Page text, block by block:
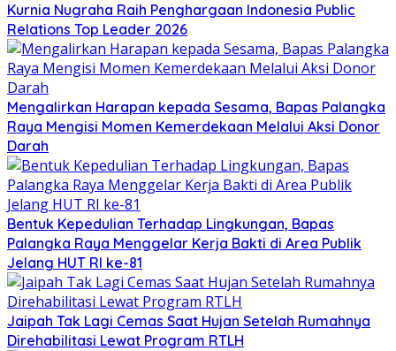
Kurnia Nugraha Raih Penghargaan Indonesia Public
Relations Top Leader 2026
Mengalirkan Harapan kepada Sesama, Bapas Palangka
Raya Mengisi Momen Kemerdekaan Melalui Aksi Donor
Darah
Bentuk Kepedulian Terhadap Lingkungan, Bapas
Palangka Raya Menggelar Kerja Bakti di Area Publik
Jelang HUT RI ke-81
Jaipah Tak Lagi Cemas Saat Hujan Setelah Rumahnya
Direhabilitasi Lewat Program RTLH